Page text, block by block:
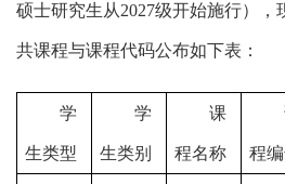
硕士研究生从2027级开始施行），
共课程与课程代码公布如下表：
学
生类型
学
生类别
课
程名称 程